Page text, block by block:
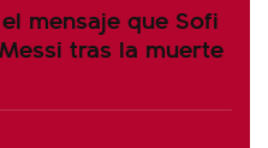
mensaje que Sofi
tras la muerte